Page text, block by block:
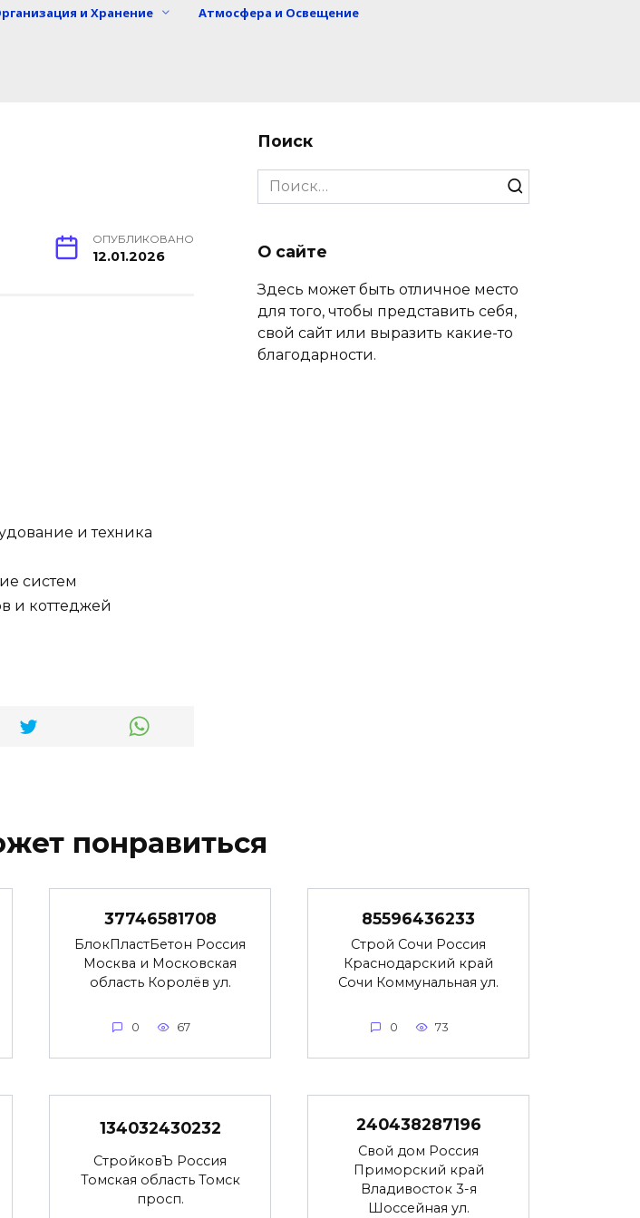
и Хранение Атмосфера и Освещение
ОПУБЛИКОВАНО
12.01.2026
и техника
систем
и коттеджей
Поиск
Search
for:
О сайте
Здесь может быть отличное место
для того, чтобы представить себя,
свой сайт или выразить какие-то
благодарности.
понравиться
37746581708
БлокПластБетон Россия
Москва и Московская
область Королёв ул.
0 67
85596436233
Строй Сочи Россия
Краснодарский край
Сочи Коммунальная ул.
0 73
134032430232
СтройковЪ Россия
Томская область Томск
просп.
240438287196
Свой дом Россия
Приморский край
Владивосток 3-я
Шоссейная ул.